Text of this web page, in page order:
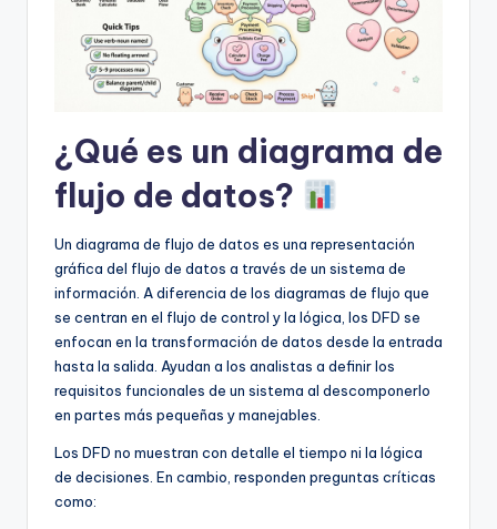
d
¿Qué es un diagrama de
flujo de datos?
Un diagrama de flujo de datos es una representación
gráfica del flujo de datos a través de un sistema de
información. A diferencia de los diagramas de flujo que
se centran en el flujo de control y la lógica, los DFD se
enfocan en la transformación de datos desde la entrada
hasta la salida. Ayudan a los analistas a definir los
requisitos funcionales de un sistema al descomponerlo
en partes más pequeñas y manejables.
Los DFD no muestran con detalle el tiempo ni la lógica
de decisiones. En cambio, responden preguntas críticas
como: